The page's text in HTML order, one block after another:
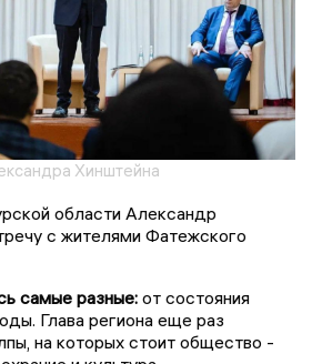
Хинштейна
области Александр
с жителями Фатежского
самые разные: от состояния
Глава региона еще раз
на которых стоит общество -